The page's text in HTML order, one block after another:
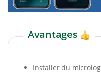
Avantages
Installer du